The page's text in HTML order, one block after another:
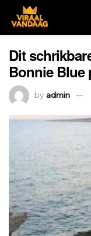
Dit
Bonnie Blue
by admin